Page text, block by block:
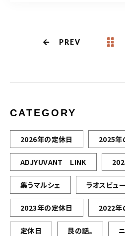
PREV
CATEGORY
2026年の定休日 2025年
ADJYUVANT LINK
集うマルシェ ラオスビュ
2023年の定休日 2022年
定休日 艮の話。